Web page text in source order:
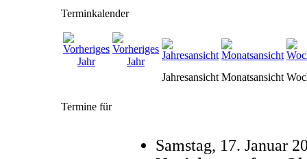
Terminkalender
Jahresansicht Monatsansicht
Termine für
Samstag, 17. Januar